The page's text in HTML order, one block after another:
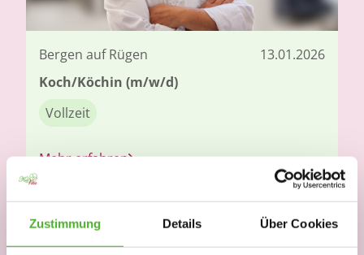
Zustimmung Details Über Cookies
Bergen auf Rügen
13.01.2026
Koch/Köchin (m/w/d)
Vollzeit
Mehr erfahren